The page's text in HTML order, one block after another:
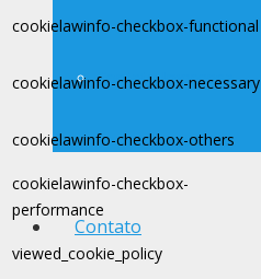
Contato Imprensa
Contato
cookielawinfo-checkbox-functional
cookielawinfo-checkbox-necessary
cookielawinfo-checkbox-others
cookielawinfo-checkbox-
performance
viewed_cookie_policy